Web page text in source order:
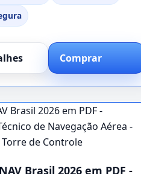
Comprar
Brasil 2026 em PDF -